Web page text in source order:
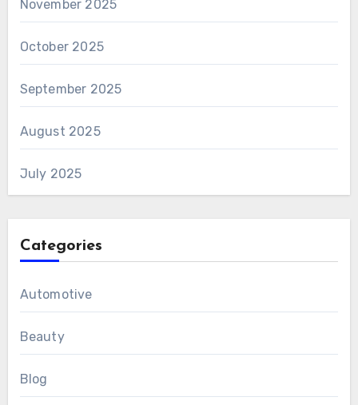
November 2025
October 2025
September 2025
August 2025
July 2025
Categories
Automotive
Beauty
Blog